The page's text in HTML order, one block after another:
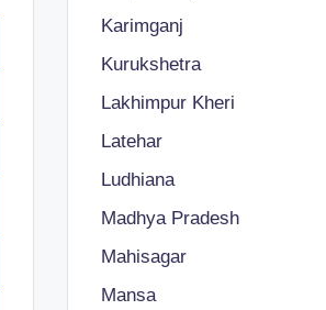
Karimganj
Kurukshetra
Lakhimpur Kheri
Latehar
Ludhiana
Madhya Pradesh
Mahisagar
Mansa